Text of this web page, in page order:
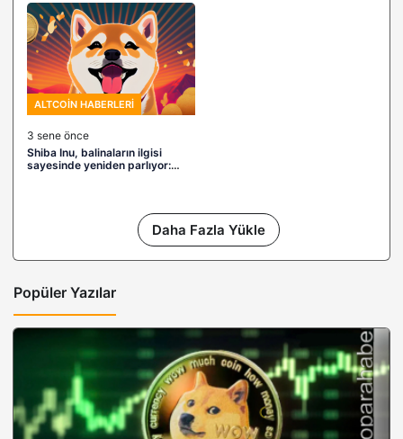
edecek yoksa düzeltme mi
gelecek?
ALTCOIN HABERLERI
3 sene önce
Shiba Inu, balinaların ilgisi
sayesinde yeniden parlıyor:
Daha Fazla Yükle
Popüler Yazılar